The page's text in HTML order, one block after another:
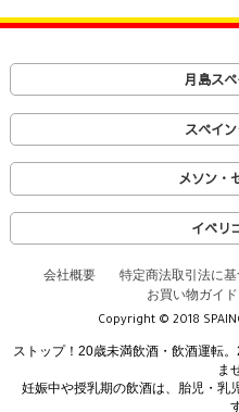
月島ス
スペイ
メソン・
イベリ
会社概要 特定商法取引法に
お買い物ガイド
Copyright © 2018
ストップ！20歳未満飲酒・飲酒運転
ま
妊娠中や授乳期の飲酒は、胎児・乳